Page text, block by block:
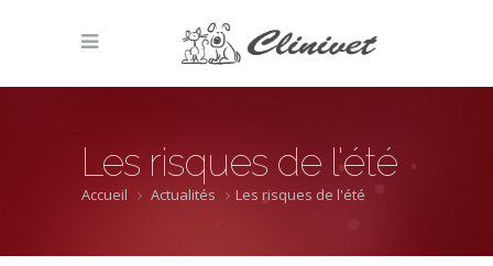
Les risques de l'été
Accueil Actualités Les risques de l'été